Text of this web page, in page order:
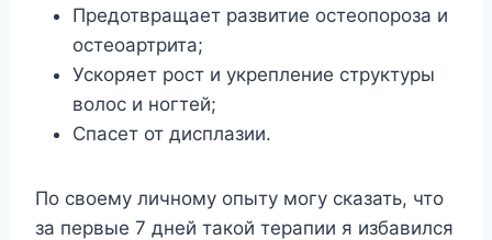
Предотвращает развитие остеопороза и
остеоартрита;
Ускоряет рост и укрепление структуры
волос и ногтей;
Спасет от дисплазии.
По своему личному опыту могу сказать, что
за первые 7 дней такой терапии я избавился